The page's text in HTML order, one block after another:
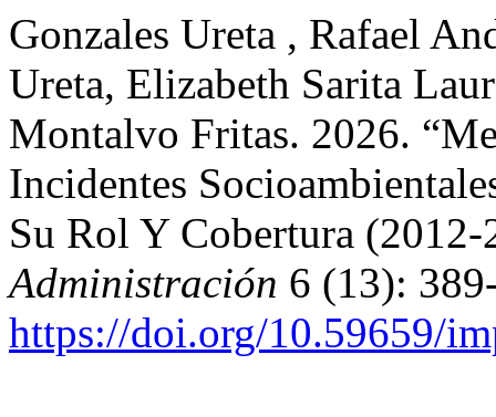
Gonzales Ureta , Rafael
Ureta, Elizabeth Sarita
Montalvo Fritas. 2026.
Incidentes
Su Rol Y Cobertura
Administración 6 (13):
https://doi.org/10.59659/